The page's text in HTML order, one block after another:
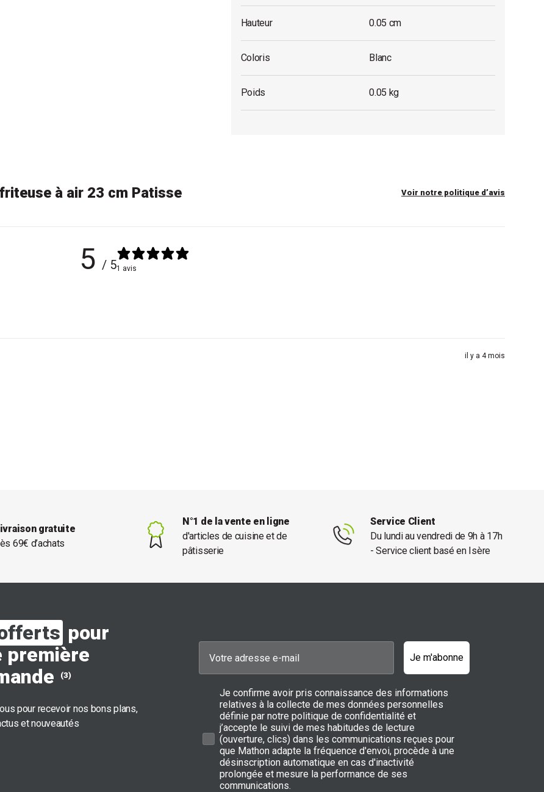
Hauteur 0.05 cm
Coloris Blanc
Poids 0.05 kg
à air 23 cm Patisse Voir notre politique d’avis
5 / 51 avis
il y a 4 mois
gratuite
69€ d’achats
N°1 de la vente en ligne
d'articles de cuisine et de
pâtisserie
Service Client
Du lundi au vendredi de 9h à 17h
- Service client basé en Isère
pour
première
(3)
pour recevoir nos bons plans,
et nouveautés
Je m'abonne
Je confirme avoir pris connaissance des informations
relatives à la collecte de mes données personnelles
définie par notre politique de confidentialité et
j’accepte le suivi de mes habitudes de lecture
(ouverture, clics) dans les communications reçues pour
que Mathon adapte la fréquence d'envoi, procède à une
désinscription automatique en cas d'inactivité
prolongée et mesure la performance de ses
communications.